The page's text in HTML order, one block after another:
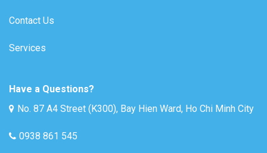
Contact Us
Services
Have a Questions?
No. 87 A4 Street (K300), Bay Hien Ward, Ho Chi Minh City
0938 861 545